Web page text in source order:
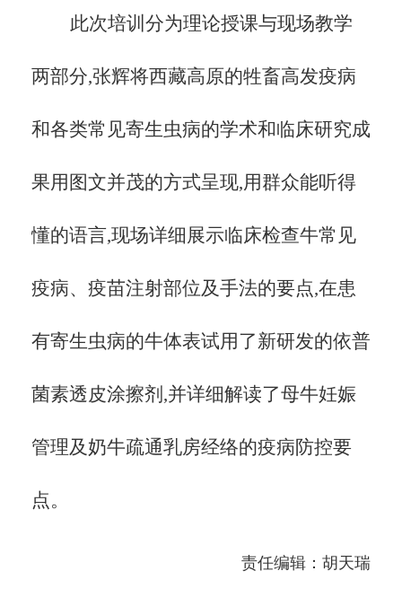
此次培训分为理论授课与现场教学
两部分,张辉将西藏高原的牲畜高发疫病
和各类常见寄生虫病的学术和临床研究成
果用图文并茂的方式呈现,用群众能听得
懂的语言,现场详细展示临床检查牛常见
疫病、疫苗注射部位及手法的要点,在患
有寄生虫病的牛体表试用了新研发的依普
菌素透皮涂擦剂,并详细解读了母牛妊娠
管理及奶牛疏通乳房经络的疫病防控要
点。
责任编辑：胡天瑞